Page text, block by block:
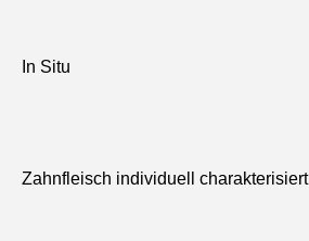
In Situ
Zahnfleisch individuell charakterisiert